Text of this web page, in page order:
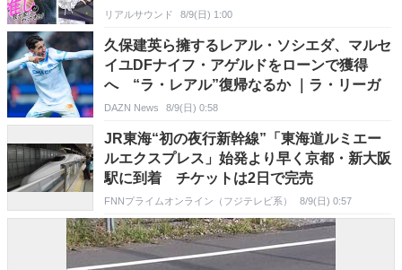
リアルサウンド 8/9(日) 1:00
久保建英ら擁するレアル・ソシエダ、マルセ
イユDFナイフ・アゲルドをローンで獲得
へ “ラ・レアル”復帰なるか ｜ラ・リーガ
DAZN News 8/9(日) 0:58
JR東海“初の夜行新幹線”「東海道ルミエー
ルエクスプレス」始発より早く京都・新大阪
駅に到着 チケットは2日で完売
FNNプライムオンライン（フジテレビ系） 8/9(日) 0:57